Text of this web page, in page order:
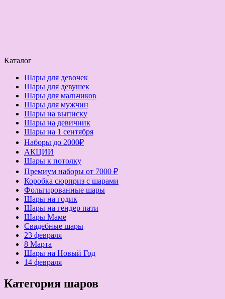
Каталог
Шары для девочек
Шары для девушек
Шары для мальчиков
Шары для мужчин
Шары на выписку
Шары на девичник
Шары на 1 сентября
Наборы до 2000₽
АКЦИИ
Шары к потолку
Премиум наборы от 7000 ₽
Коробка сюрприз с шарами
Фольгированные шары
Шары на годик
Шары на гендер пати
Шары Маме
Свадебные шары
23 февраля
8 Марта
Шары на Новый Год
14 февраля
Категория шаров